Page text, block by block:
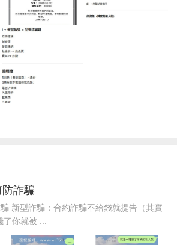
詐騙
新型詐騙：合約詐騙不給錢就提告（其實
你就被 ...